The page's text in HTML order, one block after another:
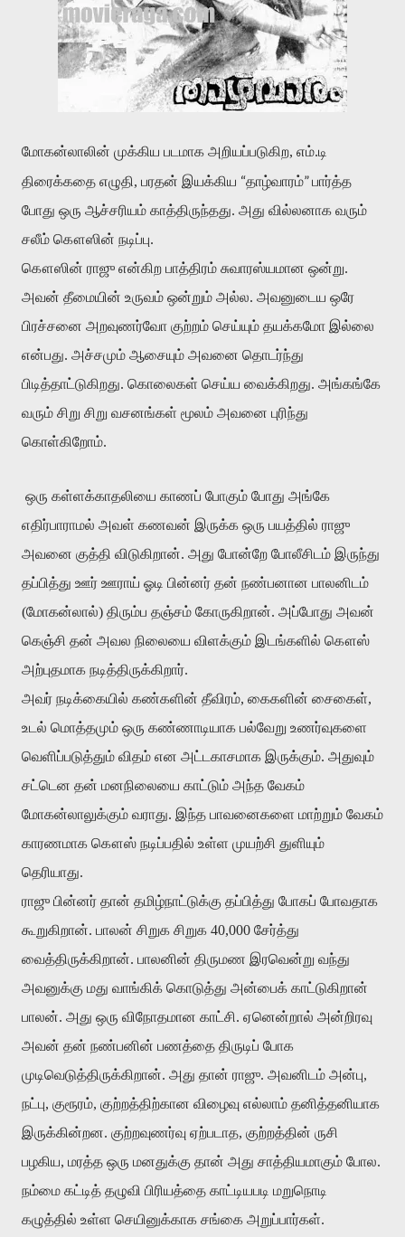
மோகன்லாலின் முக்கிய படமாக அறியப்படுகிற, எம்.டி
திரைக்கதை எழுதி, பரதன் இயக்கிய “தாழ்வாரம்”பார்த்த
போது ஒரு ஆச்சரியம் காத்திருந்தது. அது வில்லனாக வரும்
சலீம் கௌஸின் நடிப்பு.
கௌஸின் ராஜு என்கிற பாத்திரம் சுவாரஸ்யமான ஒன்று.
அவன் தீமையின் உருவம் ஒன்றும் அல்ல. அவனுடைய ஒரே
பிரச்சனை அறவுணர்வோ குற்றம் செய்யும் தயக்கமோ இல்லை
என்பது. அச்சமும் ஆசையும் அவனை தொடர்ந்து
பிடித்தாட்டுகிறது. கொலைகள் செய்ய வைக்கிறது. அங்கங்கே
வரும் சிறு சிறு வசனங்கள் மூலம் அவனை புரிந்து
கொள்கிறோம்.
ஒரு கள்ளக்காதலியை காணப் போகும் போது அங்கே
எதிர்பாராமல் அவள் கணவன் இருக்க ஒரு பயத்தில் ராஜு
அவனை குத்தி விடுகிறான். அது போன்றே போலீசிடம் இருந்து
தப்பித்து ஊர் ஊராய் ஓடி பின்னர் தன் நண்பனான பாலனிடம்
(மோகன்லால்) திரும்ப தஞ்சம் கோருகிறான். அப்போது அவன்
கெஞ்சி தன் அவல நிலையை விளக்கும் இடங்களில் கௌஸ்
அற்புதமாக நடித்திருக்கிறார்.
அவர் நடிக்கையில் கண்களின் தீவிரம், கைகளின் சைகைள்,
உடல் மொத்தமும் ஒரு கண்ணாடியாக பல்வேறு உணர்வுகளை
வெளிப்படுத்தும் விதம் என அட்டகாசமாக இருக்கும். அதுவும்
சட்டென தன் மனநிலையை காட்டும் அந்த வேகம்
மோகன்லாலுக்கும் வராது. இந்த பாவனைகளை மாற்றும் வேகம்
காரணமாக கௌஸ் நடிப்பதில் உள்ள முயற்சி துளியும்
தெரியாது.
ராஜு பின்னர் தான் தமிழ்நாட்டுக்கு தப்பித்து போகப் போவதாக
கூறுகிறான். பாலன் சிறுக சிறுக 40,000 சேர்த்து
வைத்திருக்கிறான். பாலனின் திருமண இரவென்று வந்து
அவனுக்கு மது வாங்கிக் கொடுத்து அன்பைக் காட்டுகிறான்
பாலன். அது ஒரு விநோதமான காட்சி. ஏனென்றால் அன்றிரவு
அவன் தன் நண்பனின் பணத்தை திருடிப் போக
முடிவெடுத்திருக்கிறான். அது தான் ராஜு. அவனிடம் அன்பு,
நட்பு, குரூரம், குற்றத்திற்கான விழைவு எல்லாம் தனித்தனியாக
இருக்கின்றன. குற்றவுணர்வு ஏற்படாத, குற்றத்தின் ருசி
பழகிய, மரத்த ஒரு மனதுக்கு தான் அது சாத்தியமாகும் போல.
நம்மை கட்டித் தழுவி பிரியத்தை காட்டியபடி மறுநொடி
கழுத்தில் உள்ள செயினுக்காக சங்கை அறுப்பார்கள்.